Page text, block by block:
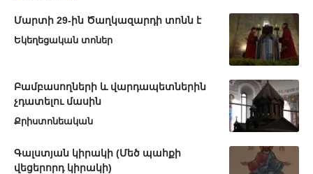
Մարտի 29-ին Ծաղկազարդի տոնն է
Եկեղեցական տոներ
Բամբասողների և վարդապետներին
չդատելու մասին
Քրիստոնեական
Գալստյան կիրակի (Մեծ պահքի
վեցերորդ կիրակի)